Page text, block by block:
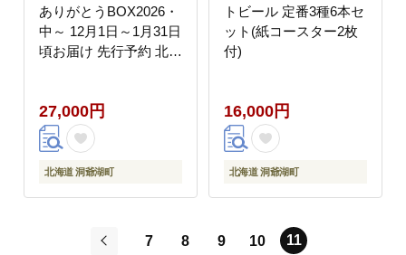
ありがとうBOX2026・
中～ 12月1日～1月31日
頃お届け 先行予約 北海
常備菜 加工品 自然栽培
佐々木ファーム 産地直
送 洞爺湖町
27,000円
北海道 洞爺湖町
トビール 定番3種6本セ
ット(紙コースター2枚
付)
16,000円
北海道 洞爺湖町
7 8 9 10 11